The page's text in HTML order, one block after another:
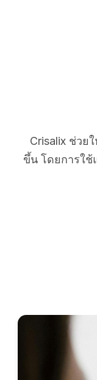
Crisalix ช่วย
ขึ้น โดยการใช้